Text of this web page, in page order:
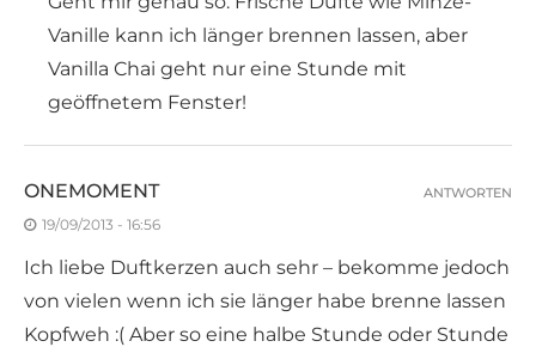
Vanille kann ich länger brennen lassen, aber
Vanilla Chai geht nur eine Stunde mit
geöffnetem Fenster!
ONEMOMENT
19/09/2013 - 16:56
Ich liebe Duftkerzen auch sehr – bekomme jedoch
von vielen wenn ich sie länger habe brenne lassen
Kopfweh :( Aber so eine halbe Stunde oder Stunde
ANTWORTEN